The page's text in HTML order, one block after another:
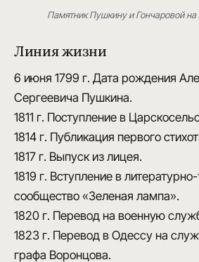
Памятник Пушкину и Гончаровой
Линия жизни
6 июня 1799 г. Дата рождения
Сергеевича Пушкина.
1811 г. Поступление в
1814 г. Публикация первого
1817 г. Выпуск из лицея.
1819 г. Вступление в
сообщество «Зеленая лампа».
1820 г. Перевод на военную
1823 г. Перевод в Одессу на
графа Воронцова.